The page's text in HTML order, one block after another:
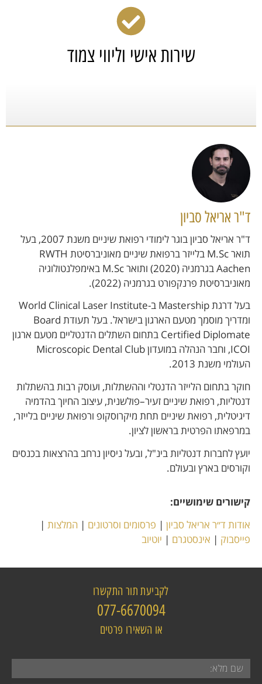
שירות אישי וליווי צמוד
ד"ר אריאל סביון
ד"ר אריאל סביון בוגר לימודי רפואת שיניים משנת 2007, בעל
תואר M.Sc בלייזר ברפואת שיניים מאוניברסיטת RWTH
Aachen בגרמניה (2020) ותואר M.Sc באימפלנטולוגיה
מאוניברסיטת פרנקפורט בגרמניה (2022).
בעל דרגת Mastership ב-World Clinical Laser Institute
ומדריך מוסמך מטעם הארגון בישראל. בעל תעודת Board
Certified Diplomate בתחום השתלים הדנטליים מטעם ארגון
ICOI, וחבר הנהלה במועדון Microscopic Dental Club
העולמי משנת 2013.
חוקר בתחום הלייזר הדנטלי וההשתלות, ועוסק רבות בהשתלות
דנטליות, רפואת שיניים זעיר–פולשנית, עיצוב החיוך בהדמיה
דיגיטלית, רפואת שיניים תחת מיקרוסקופ ורפואת שיניים בלייזר,
במרפאתו הפרטית בראשון לציון.
יועץ לחברות דנטליות בינ"ל, ובעל ניסיון נרחב בהרצאות בכנסים
וקורסים בארץ ובעולם.
קישורים שימושיים:
אודות ד״ר אריאל סביון | פרסומים וסרטונים | המלצות |
פייסבוק | אינסטגרם | יוטיוב
לקביעת תור התקשרו
077-6670094
או השאירו פרטים​